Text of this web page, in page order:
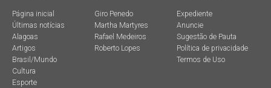
Página inicial
Últimas notícias
Alagoas
Artigos
Brasil/Mundo
Cultura
Esporte
Giro Penedo
Martha Martyres
Rafael Medeiros
Roberto Lopes
Expediente
Anuncie
Sugestão de Pauta
Política de privacidade
Termos de Uso